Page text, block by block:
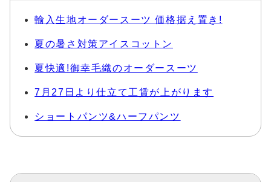
輸入生地オーダースーツ 価格据え置き!
夏の暑さ対策アイスコットン
夏快適!御幸毛織のオーダースーツ
7月27日より仕立て工賃が上がります
ショートパンツ&ハーフパンツ